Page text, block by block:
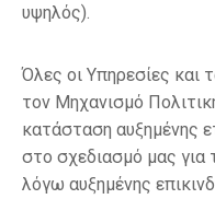
υψηλός).
Όλες οι Υπηρεσίες και
τον Μηχανισμό
κατάσταση αυξημένης
στο σχεδιασμό μας για
λόγω αυξημένης